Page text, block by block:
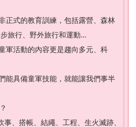
正式的教育訓練，包括露營、森林
旅行、野外旅行和運動...
軍活動的內容更是趨向多元、科
能具備童軍技能，就能讓我們事半
事、搭帳、結繩、工程、生火滅跡、